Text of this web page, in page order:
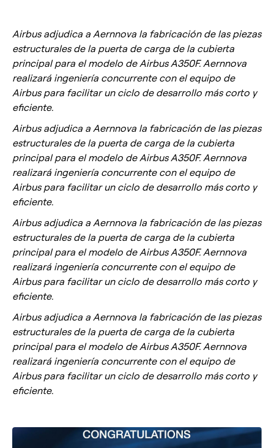
Airbus adjudica a Aernnova la fabricación de las piezas
estructurales de la puerta de carga de la cubierta
principal para el modelo de Airbus A350F. Aernnova
realizará ingeniería concurrente con el equipo de
Airbus para facilitar un ciclo de desarrollo más corto y
eficiente.
Airbus adjudica a Aernnova la fabricación de las piezas
estructurales de la puerta de carga de la cubierta
principal para el modelo de Airbus A350F. Aernnova
realizará ingeniería concurrente con el equipo de
Airbus para facilitar un ciclo de desarrollo más corto y
eficiente.
Airbus adjudica a Aernnova la fabricación de las piezas
estructurales de la puerta de carga de la cubierta
principal para el modelo de Airbus A350F. Aernnova
realizará ingeniería concurrente con el equipo de
Airbus para facilitar un ciclo de desarrollo más corto y
eficiente.
Airbus adjudica a Aernnova la fabricación de las piezas
estructurales de la puerta de carga de la cubierta
principal para el modelo de Airbus A350F. Aernnova
realizará ingeniería concurrente con el equipo de
Airbus para facilitar un ciclo de desarrollo más corto y
eficiente.